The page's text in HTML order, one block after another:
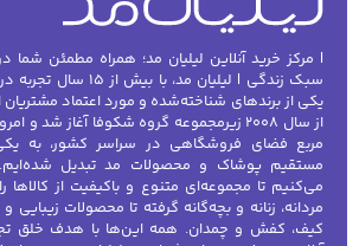
انواع سویشرت و هودی
سبک و کاربرد
هودی و سویشرت اسپرت:
هودی‌های اسپرت با پارچه‌های
فعالیت‌های روزمره و ورزش
طراحی ساده و راحت باعث می‌شود
| مرکز خرید آنلاین لیلیان مد؛ همراه مطمئن شما
سبک زندگی | لیلیان مد،
یکی از برندهای شناخته‌شده و مورد اعتماد مشتریان
مربع فضای فروشگاهی در سراسر کشور، به
مستقیم پوشاک و محصولات مد تبدیل
می‌کنیم تا مجموعه‌ای متنوع و باکیفیت از کالاها
مردانه، زنانه و بچه‌گانه گرفته تا محصولات
کیف، کفش و چمدان. همه این‌ها با هدف خلق